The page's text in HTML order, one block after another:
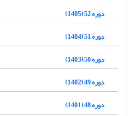
دوره 52 (1405)
دوره 51 (1404)
دوره 50 (1403)
دوره 49 (1402)
دوره 48 (1401)